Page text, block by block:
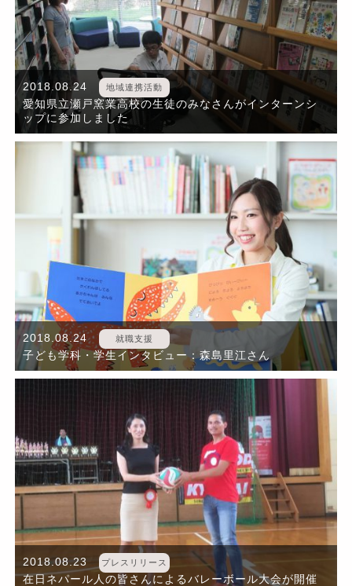
2018.08.24 地域連携活動
愛知県立瀬戸窯業高校の生徒のみなさんがインターンシ
ップに参加しました
2018.08.24 就職支援
子ども学科・学生インタビュー：森島里江さん
2018.08.23 プレスリリース
在日ネパール人の皆さんによるバレーボール大会が開催